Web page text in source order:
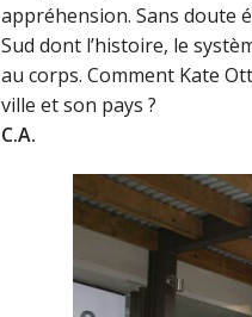
appréhension. Sans doute
Sud dont l’histoire, le
au corps. Comment Kate
ville et son pays ?
C.A.